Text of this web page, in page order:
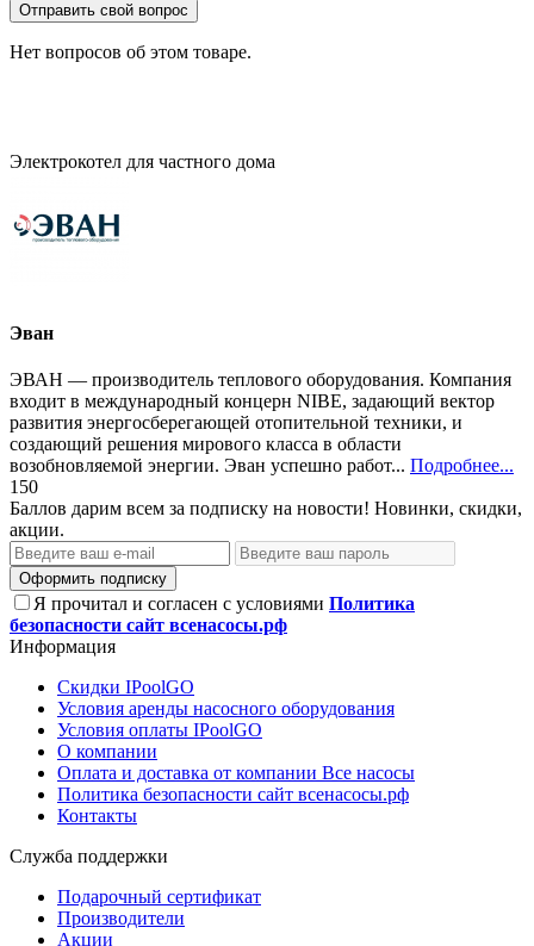
Отправить свой вопрос
Нет вопросов об этом товаре.
Электрокотел для частного дома
Эван
ЭВАН — производитель теплового оборудования. Компания
входит в международный концерн NIBE, задающий вектор
развития энергосберегающей отопительной техники, и
создающий решения мирового класса в области
возобновляемой энергии. Эван успешно работ... Подробнее...
150
Баллов дарим всем за подписку на новости! Новинки, скидки,
акции.
Оформить подписку
Я прочитал и согласен с условиями Политика
безопасности сайт всенасосы.рф
Информация
Скидки IPoolGO
Условия аренды насосного оборудования
Условия оплаты IPoolGO
О компании
Оплата и доставка от компании Все насосы
Политика безопасности сайт всенасосы.рф
Контакты
Служба поддержки
Подарочный сертификат
Производители
Акции